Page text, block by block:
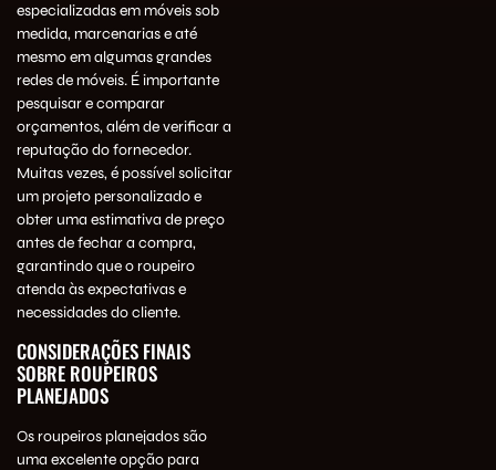
especializadas em móveis sob
medida, marcenarias e até
mesmo em algumas grandes
redes de móveis. É importante
pesquisar e comparar
orçamentos, além de verificar a
reputação do fornecedor.
Muitas vezes, é possível solicitar
um projeto personalizado e
obter uma estimativa de preço
antes de fechar a compra,
garantindo que o roupeiro
atenda às expectativas e
necessidades do cliente.
CONSIDERAÇÕES FINAIS
SOBRE ROUPEIROS
PLANEJADOS
Os roupeiros planejados são
uma excelente opção para